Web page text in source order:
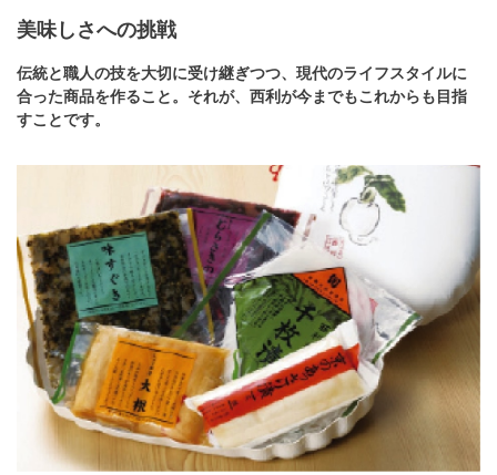
美味しさへの挑戦
伝統と職人の技を大切に受け継ぎつつ、現代のライフスタイルに
合った商品を作ること。それが、西利が今までもこれからも目指
すことです。